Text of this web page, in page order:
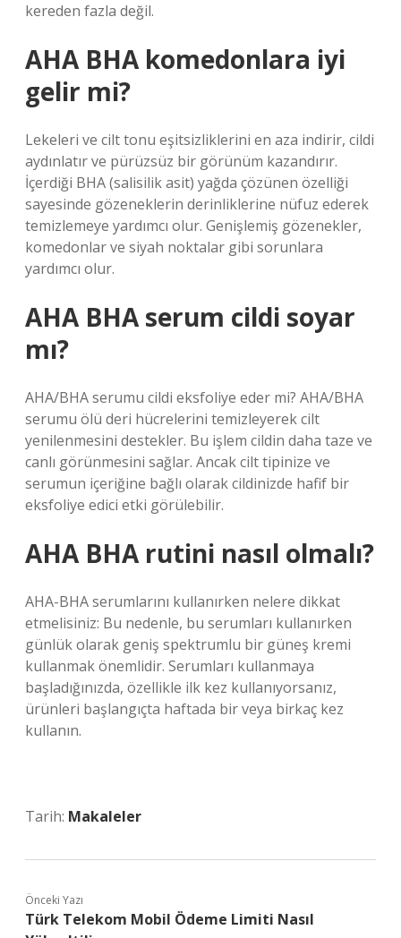
kereden fazla değil.
AHA BHA komedonlara iyi
gelir mi?
Lekeleri ve cilt tonu eşitsizliklerini en aza indirir, cildi
aydınlatır ve pürüzsüz bir görünüm kazandırır.
İçerdiği BHA (salisilik asit) yağda çözünen özelliği
sayesinde gözeneklerin derinliklerine nüfuz ederek
temizlemeye yardımcı olur. Genişlemiş gözenekler,
komedonlar ve siyah noktalar gibi sorunlara
yardımcı olur.
AHA BHA serum cildi soyar
mı?
AHA/BHA serumu cildi eksfoliye eder mi? AHA/BHA
serumu ölü deri hücrelerini temizleyerek cilt
yenilenmesini destekler. Bu işlem cildin daha taze ve
canlı görünmesini sağlar. Ancak cilt tipinize ve
serumun içeriğine bağlı olarak cildinizde hafif bir
eksfoliye edici etki görülebilir.
AHA BHA rutini nasıl olmalı?
AHA-BHA serumlarını kullanırken nelere dikkat
etmelisiniz: Bu nedenle, bu serumları kullanırken
günlük olarak geniş spektrumlu bir güneş kremi
kullanmak önemlidir. Serumları kullanmaya
başladığınızda, özellikle ilk kez kullanıyorsanız,
ürünleri başlangıçta haftada bir veya birkaç kez
kullanın.
Tarih: Makaleler
Önceki Yazı
Türk Telekom Mobil Ödeme Limiti Nasıl